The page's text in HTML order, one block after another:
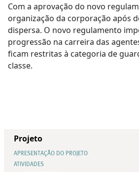
Com a aprovação do novo
organização da corporação após
dispersa. O novo regulamento
progressão na carreira das
ficam restritas à categoria de
classe.
Projeto
APRESENTAÇÃO DO PROJETO
ATIVIDADES